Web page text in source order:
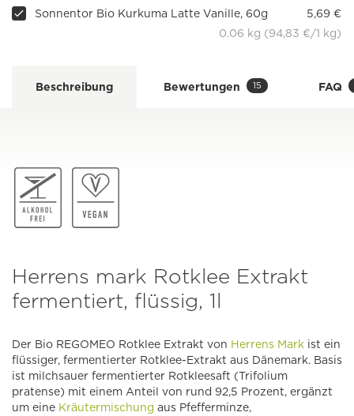
Sonnentor Bio Kurkuma Latte Vanille, 60g
5,69 €
0.06 kg (94,83 €/1 kg)
Beschreibung Bewertungen 15 FAQ
Herrens mark Rotklee Extrakt
fermentiert, flüssig, 1l
Der Bio REGOMEO Rotklee Extrakt von Herrens Mark ist ein
flüssiger, fermentierter Rotklee-Extrakt aus Dänemark. Basis
ist milchsauer fermentierter Rotkleesaft (Trifolium
pratense) mit einem Anteil von rund 92,5 Prozent, ergänzt
um eine Kräutermischung aus Pfefferminze,